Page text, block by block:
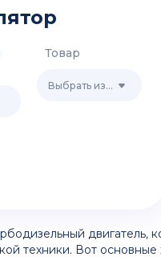
Товар
Выбрать из списка
двигатель,
техники. Вот основные